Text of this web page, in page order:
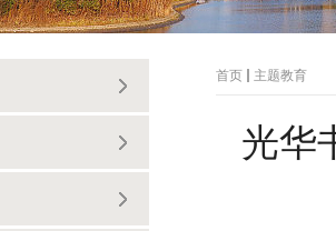
首页 主题教育
光华